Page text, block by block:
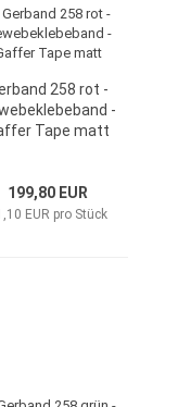
258 rot -
-
Tape matt
199,80 EUR
EUR pro Stück